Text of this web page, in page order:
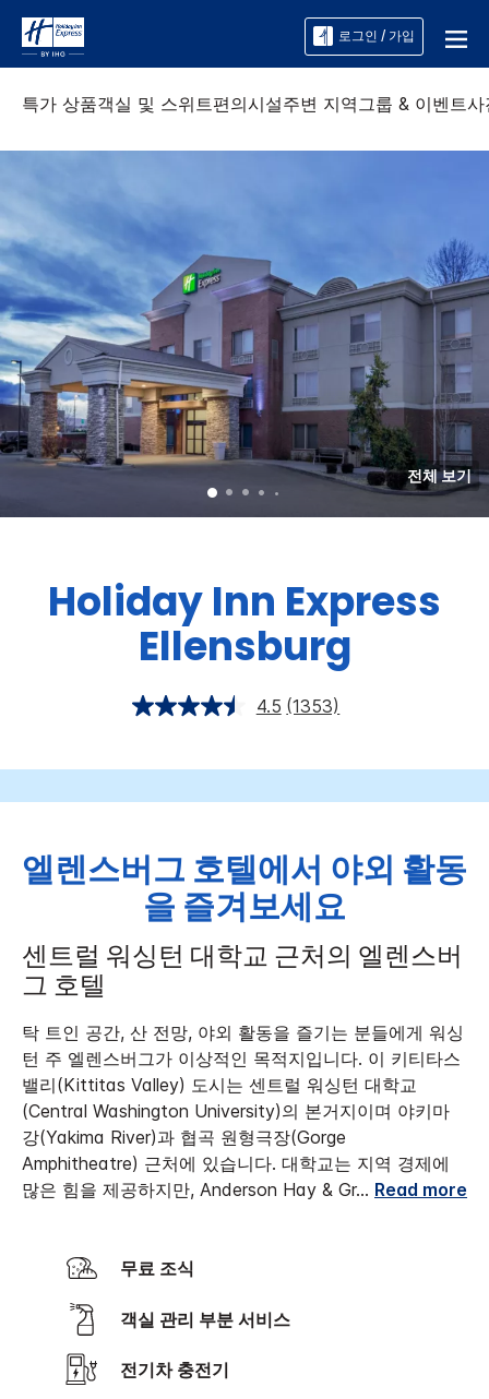
로그인 / 가입
특가 상품객실 및 스위트편의시설주변 지역그룹 & 이벤트사
전체 보기
Holiday Inn Express
Ellensburg
4.5 (1353)
엘렌스버그 호텔에서 야외 활동
을 즐겨보세요
센트럴 워싱턴 대학교 근처의 엘렌스버
그 호텔
탁 트인 공간, 산 전망, 야외 활동을 즐기는 분들에게 워싱
턴 주 엘렌스버그가 이상적인 목적지입니다. 이 키티타스
밸리(Kittitas Valley) 도시는 센트럴 워싱턴 대학교
(Central Washington University)의 본거지이며 야키마
강(Yakima River)과 협곡 원형극장(Gorge
Amphitheatre) 근처에 있습니다. 대학교는 지역 경제에
많은 힘을 제공하지만, Anderson Hay & Gr... Read more
무료 조식
객실 관리 부분 서비스
전기차 충전기